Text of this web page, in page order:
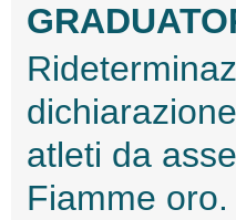
atleti da
Fiamme